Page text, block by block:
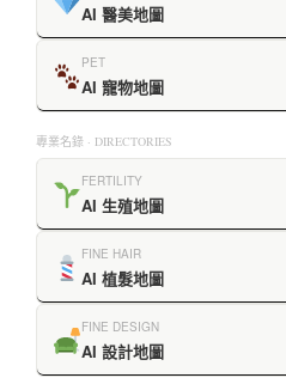
AI 醫美地圖
PET
AI 寵物地圖
專業名錄 · DIRECTORIES
FERTILITY
AI 生殖地圖
FINE HAIR
AI 植髮地圖
FINE DESIGN
AI 設計地圖